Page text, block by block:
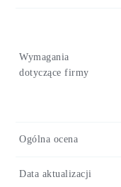
Wymagania
dotyczące firmy
Ogólna ocena
Data aktualizacji